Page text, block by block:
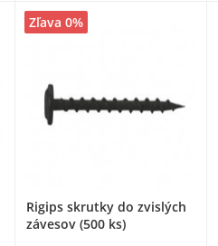
Rigips skrutky do zvislých
závesov (500 ks)
Zľava 0%